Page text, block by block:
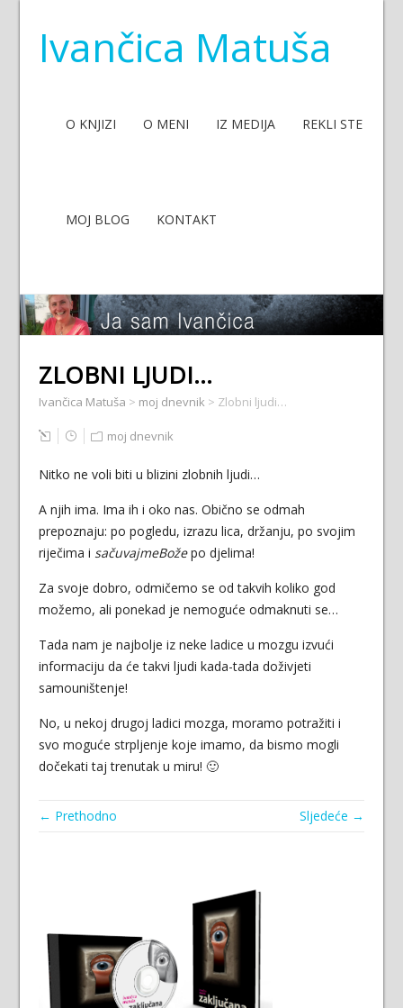
Ivančica Matuša
O KNJIZI O MENI IZ MEDIJA REKLI STE
MOJ BLOG KONTAKT
ZLOBNI LJUDI…
Ivančica Matuša > moj dnevnik > Zlobni ljudi…
moj dnevnik
Nitko ne voli biti u blizini zlobnih ljudi…
A njih ima. Ima ih i oko nas. Obično se odmah
prepoznaju: po pogledu, izrazu lica, držanju, po svojim
riječima i sačuvajmeBožepo djelima!
Za svoje dobro, odmičemo se od takvih koliko god
možemo, ali ponekad je nemoguće odmaknuti se…
Tada nam je najbolje iz neke ladice u mozgu izvući
informaciju da će takvi ljudi kada-tada doživjeti
samouništenje!
No, u nekoj drugoj ladici mozga, moramo potražiti i
svo moguće strpljenje koje imamo, da bismo mogli
dočekati taj trenutak u miru! 🙂
← Prethodno Sljedeće →